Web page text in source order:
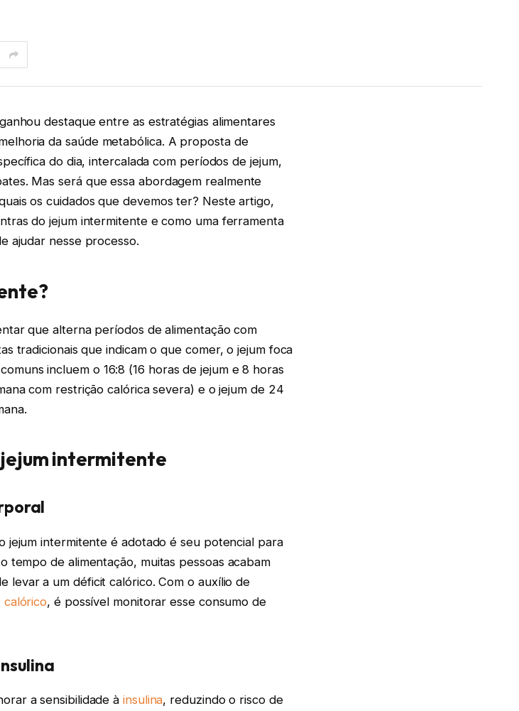
destaque entre as estratégias alimentares
da saúde metabólica. A proposta de
do dia, intercalada com períodos de jejum,
Mas será que essa abordagem realmente
os cuidados que devemos ter? Neste artigo,
do jejum intermitente e como uma ferramenta
ajudar nesse processo.
que alterna períodos de alimentação com
tradicionais que indicam o que comer, o jejum foca
incluem o 16:8 (16 horas de jejum e 8 horas
com restrição calórica severa) e o jejum de 24
intermitente
jejum intermitente é adotado é seu potencial para
tempo de alimentação, muitas pessoas acabam
levar a um déficit calórico. Com o auxílio de
calórico, é possível monitorar esse consumo de
a sensibilidade àinsulina, reduzindo o risco de